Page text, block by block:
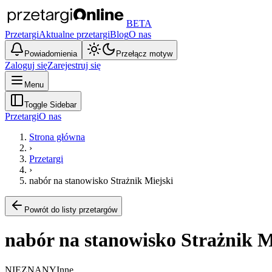
BETA
PrzetargiAktualne przetargiBlogO nas
Powiadomienia Przełącz motyw
Zaloguj sięZarejestruj się
Menu
Toggle Sidebar
PrzetargiO nas
Strona główna
›
Przetargi
›
nabór na stanowisko Strażnik Miejski
Powrót do listy przetargów
nabór na stanowisko Strażnik
NIEZNANYInne